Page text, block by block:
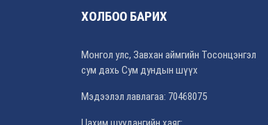
ХОЛБОО БАРИХ
Монгол улс, Завхан аймгийн Тосонцэнгэл
сум дахь Сум дундын шүүх
Мэдээлэл лавлагаа: 70468075